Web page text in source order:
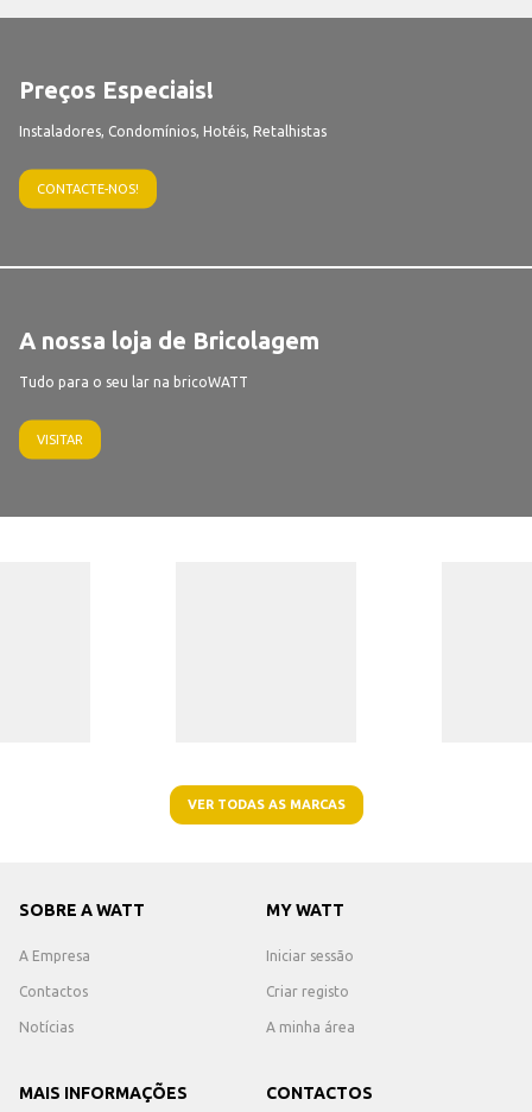
Preços Especiais!
Instaladores, Condomínios, Hotéis, Retalhistas
CONTACTE-NOS!
A nossa loja de Bricolagem
Tudo para o seu lar na bricoWATT
VISITAR
VER TODAS AS MARCAS
SOBRE A WATT
A Empresa
Contactos
Notícias
MY WATT
Iniciar sessão
Criar registo
A minha área
MAIS INFORMAÇÕES CONTACTOS